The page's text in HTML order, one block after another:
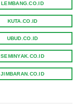
LEMBANG.CO.ID
KUTA.CO.ID
UBUD.CO.ID
SEMINYAK.CO.ID
JIMBARAN.CO.ID